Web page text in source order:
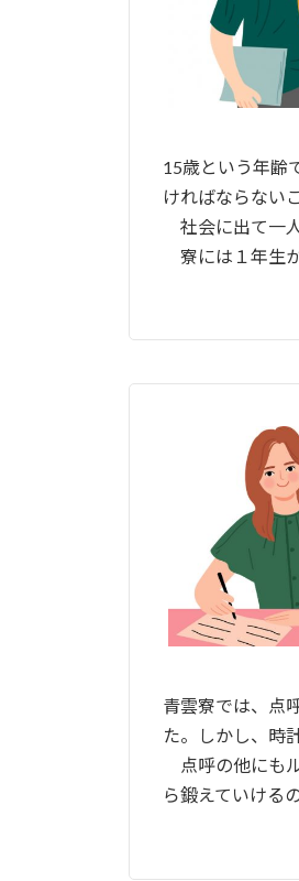
15歳という年齢
ければならない
社会に出て一
寮には１年生
青雲寮では、点
た。しかし、時
点呼の他にも
ら鍛えていける